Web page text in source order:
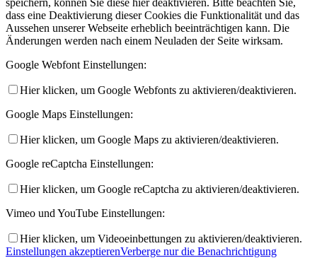
speichern, können Sie diese hier deaktivieren. Bitte beachten Sie,
dass eine Deaktivierung dieser Cookies die Funktionalität und das
Aussehen unserer Webseite erheblich beeinträchtigen kann. Die
Änderungen werden nach einem Neuladen der Seite wirksam.
Google Webfont Einstellungen:
Hier klicken, um Google Webfonts zu aktivieren/deaktivieren.
Google Maps Einstellungen:
Hier klicken, um Google Maps zu aktivieren/deaktivieren.
Google reCaptcha Einstellungen:
Hier klicken, um Google reCaptcha zu aktivieren/deaktivieren.
Vimeo und YouTube Einstellungen:
Hier klicken, um Videoeinbettungen zu aktivieren/deaktivieren.
Einstellungen akzeptierenVerberge nur die Benachrichtigung